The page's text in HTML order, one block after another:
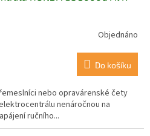
Objednáno
Do košíku
nebo opravárenské čety
nenáročnou na
ručního...